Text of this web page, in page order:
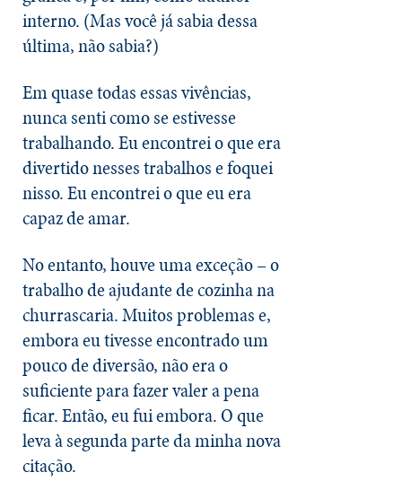
interno. (Mas você já sabia dessa
última, não sabia?)
Em quase todas essas vivências,
nunca senti como se estivesse
trabalhando. Eu encontrei o que era
divertido nesses trabalhos e foquei
nisso. Eu encontrei o que eu era
capaz de amar.
No entanto, houve uma exceção – o
trabalho de ajudante de cozinha na
churrascaria. Muitos problemas e,
embora eu tivesse encontrado um
pouco de diversão, não era o
suficiente para fazer valer a pena
ficar. Então, eu fui embora. O que
leva à segunda parte da minha nova
citação.